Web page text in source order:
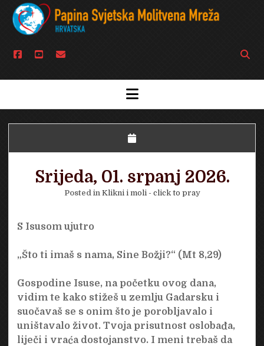
facebook
youtubeemail
Open
bar
open
menu
Srijeda, 01. srpanj 2026.
Posted in Klikni i moli - click to pray
S Isusom ujutro
„Što ti imaš s nama, Sine Božji?“ (Mt 8,29)
Gospodine Isuse, na početku ovog dana,
vidim te kako stižeš u zemlju Gadarsku i
suočavaš se s onim što je porobljavalo i
uništavalo život. Tvoja prisutnost oslobađa,
liječi i vraća dostojanstvo. I meni trebaš da